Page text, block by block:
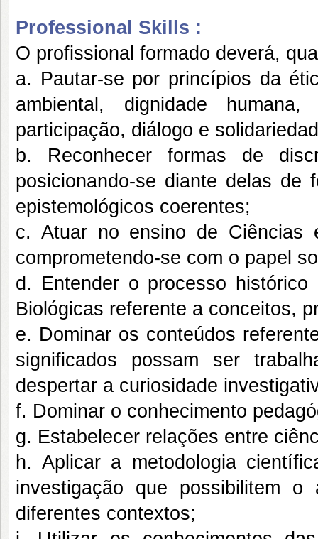
Professional Skills :
O profissional formado deverá,
a. Pautar-se por princípios da
ambiental, dignidade
participação, diálogo e
b. Reconhecer formas de
posicionando-se diante delas de
epistemológicos coerentes;
c. Atuar no ensino de Ciências
comprometendo-se com o papel
d. Entender o processo
Biológicas referente a conceitos,
e. Dominar os conteúdos
significados possam ser
despertar a curiosidade
f. Dominar o conhecimento
g. Estabelecer relações entre
h. Aplicar a metodologia
investigação que possibilitem o
diferentes contextos;